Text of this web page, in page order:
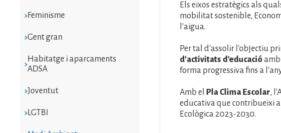
Feminisme
Gent gran
Habitatge i aparcaments
ADSA
Joventut
LGTBI
Els eixos estratègics als
mobilitat sostenible,
l'aigua.
Per tal d'assolir l'objectiu
d'activitats d'educació
forma progressiva fins a
Amb el Pla Clima Escolar,
educativa que contribueixi
Ecològica 2023-2030.